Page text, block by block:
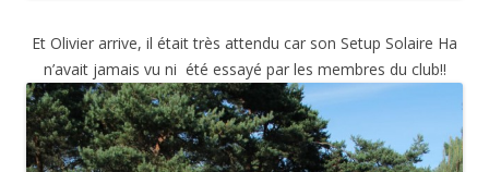
Et Olivier arrive, il était très attendu car son Setup Solaire Ha
n’avait jamais vu ni été essayé par les membres du club!!